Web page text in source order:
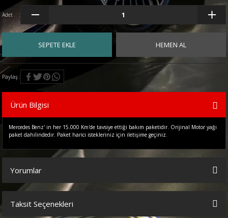
Adet
SEPETE EKLE HEMEN AL
Paylaş
Ürün Bilgisi
Mercedes Benz' in her 15.000 Km'de tavsiye ettiği bakım paketidir. Orijinal Motor yağı
paket dahilindedir. Paket harici istekleriniz için iletişime geçiniz.
Yorumlar
Bu ürüne ilk yorumu siz yapın!
Taksit Seçenekleri